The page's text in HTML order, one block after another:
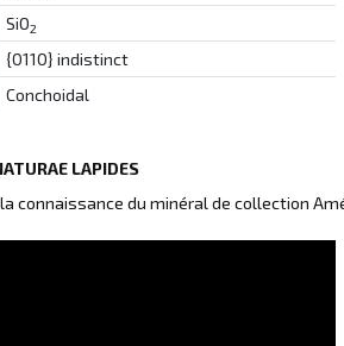
SiO2
{0110} indistinct
Conchoidal
LAPIDES
connaissance du minéral de collection